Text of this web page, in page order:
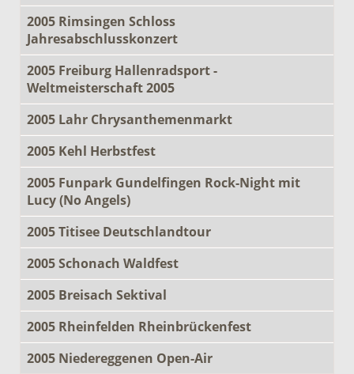
2005 Rimsingen Schloss
Jahresabschlusskonzert
2005 Freiburg Hallenradsport -
Weltmeisterschaft 2005
2005 Lahr Chrysanthemenmarkt
2005 Kehl Herbstfest
2005 Funpark Gundelfingen Rock-Night mit
Lucy (No Angels)
2005 Titisee Deutschlandtour
2005 Schonach Waldfest
2005 Breisach Sektival
2005 Rheinfelden Rheinbrückenfest
2005 Niedereggenen Open-Air